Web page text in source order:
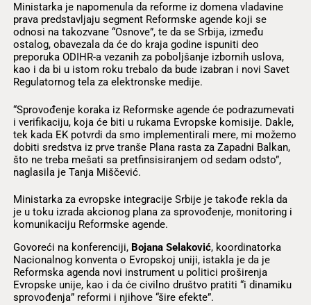
Ministarka je napomenula da reforme iz domena vladavine
prava predstavljaju segment Reformske agende koji se
odnosi na takozvane “Osnove”, te da se Srbija, između
ostalog, obavezala da će do kraja godine ispuniti deo
preporuka ODIHR-a vezanih za poboljšanje izbornih uslova,
kao i da bi u istom roku trebalo da bude izabran i novi Savet
Regulatornog tela za elektronske medije.
“Sprovođenje koraka iz Reformske agende će podrazumevati
i verifikaciju, koja će biti u rukama Evropske komisije. Dakle,
tek kada EK potvrdi da smo implementirali mere, mi možemo
dobiti sredstva iz prve tranše Plana rasta za Zapadni Balkan,
što ne treba mešati sa pretfinsisiranjem od sedam odsto”,
naglasila je Tanja Miščević.
Ministarka za evropske integracije Srbije je takođe rekla da
je u toku izrada akcionog plana za sprovođenje, monitoring i
komunikaciju Reformske agende.
Govoreći na konferenciji, Bojana Selaković, koordinatorka
Nacionalnog konventa o Evropskoj uniji, istakla je da je
Reformska agenda novi instrument u politici proširenja
Evropske unije, kao i da će civilno društvo pratiti “i dinamiku
sprovođenja” reformi i njihove “šire efekte”.